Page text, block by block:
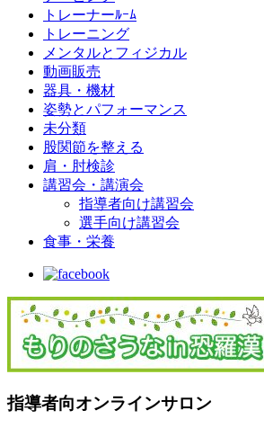
トレーナーﾙｰﾑ
トレーニング
メンタルとフィジカル
動画販売
器具・機材
姿勢とパフォーマンス
未分類
股関節を整える
肩・肘検診
講習会・講演会
指導者向け講習会
選手向け講習会
食事・栄養
指導者向オンラインサロン